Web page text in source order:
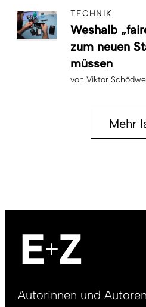
TECHNIK
Weshalb
zum neuen
müssen
von Viktor
Mehr
Footer
Autorinnen und Autoren